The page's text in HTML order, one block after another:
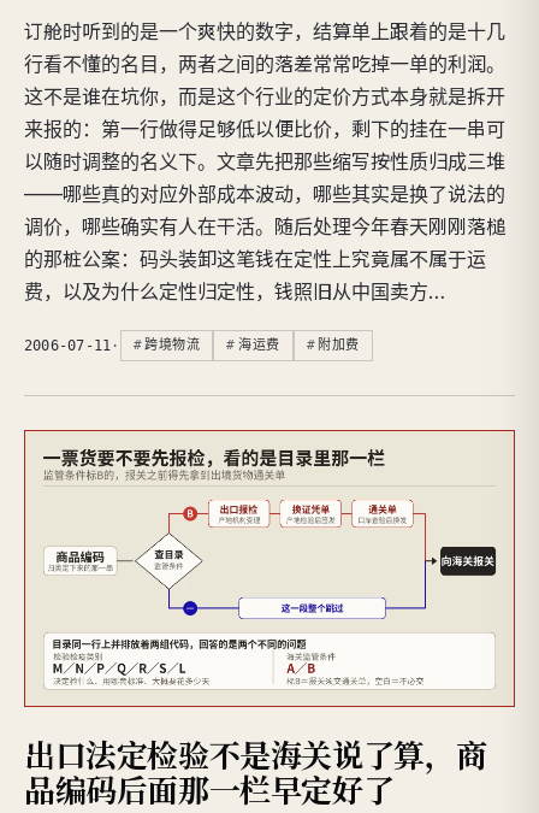
订舱时听到的是一个爽快的数字，结算单上跟着的是十几
行看不懂的名目，两者之间的落差常常吃掉一单的利润。
这不是谁在坑你，而是这个行业的定价方式本身就是拆开
来报的：第一行做得足够低以便比价，剩下的挂在一串可
以随时调整的名义下。文章先把那些缩写按性质归成三堆
——哪些真的对应外部成本波动，哪些其实是换了说法的
调价，哪些确实有人在干活。随后处理今年春天刚刚落槌
的那桩公案：码头装卸这笔钱在定性上究竟属不属于运
费，以及为什么定性归定性，钱照旧从中国卖方…
2006-07-11 · 跨境物流 海运费 附加费
出口法定检验不是海关说了算，商
品编码后面那一栏早定好了